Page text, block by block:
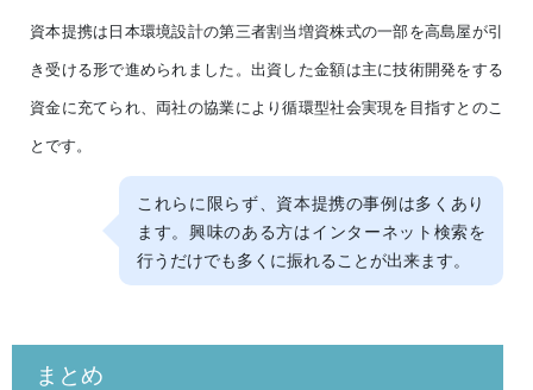
資本提携は日本環境設計の第三者割当増資株式の一部を高島屋が引
き受ける形で進められました。出資した金額は主に技術開発をする
資金に充てられ、両社の協業により循環型社会実現を目指すとのこ
とです。
これらに限らず、資本提携の事例は多くあり
ます。興味のある方はインターネット検索を
行うだけでも多くに振れることが出来ます。
まとめ